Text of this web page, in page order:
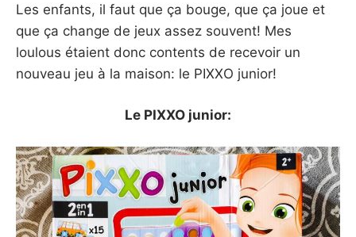
Les enfants, il faut que ça bouge, que ça joue et
que ça change de jeux assez souvent! Mes
loulous étaient donc contents de recevoir un
nouveau jeu à la maison: le PIXXO junior!
Le PIXXO junior: